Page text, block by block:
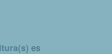
es